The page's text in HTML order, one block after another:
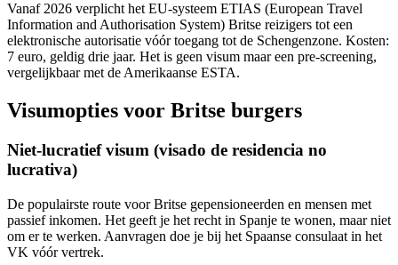
Vanaf 2026 verplicht het EU-systeem ETIAS (European Travel
Information and Authorisation System) Britse reizigers tot een
elektronische autorisatie vóór toegang tot de Schengenzone. Kosten:
7 euro, geldig drie jaar. Het is geen visum maar een pre-screening,
vergelijkbaar met de Amerikaanse ESTA.
Visumopties voor Britse burgers
Niet-lucratief visum (visado de residencia no
lucrativa)
De populairste route voor Britse gepensioneerden en mensen met
passief inkomen. Het geeft je het recht in Spanje te wonen, maar niet
om er te werken. Aanvragen doe je bij het Spaanse consulaat in het
VK vóór vertrek.